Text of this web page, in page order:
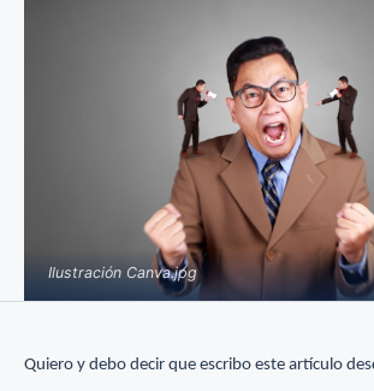
Ilustración Canva.jpg
Quiero y debo decir que escribo este artículo